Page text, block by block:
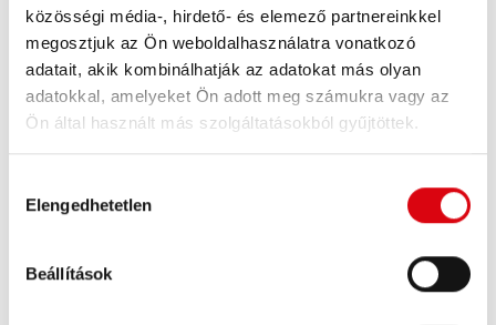
közösségi média-, hirdető- és elemező partnereinkkel
megosztjuk az Ön weboldalhasználatra vonatkozó
adatait, akik kombinálhatják az adatokat más olyan
adatokkal, amelyeket Ön adott meg számukra vagy az
Ön által használt más szolgáltatásokból gyűjtöttek.
kiválasztása
Elengedhetetlen
Beállítások
TERMÉKKEL KAPCSOLATOS RÉSZLETEK >